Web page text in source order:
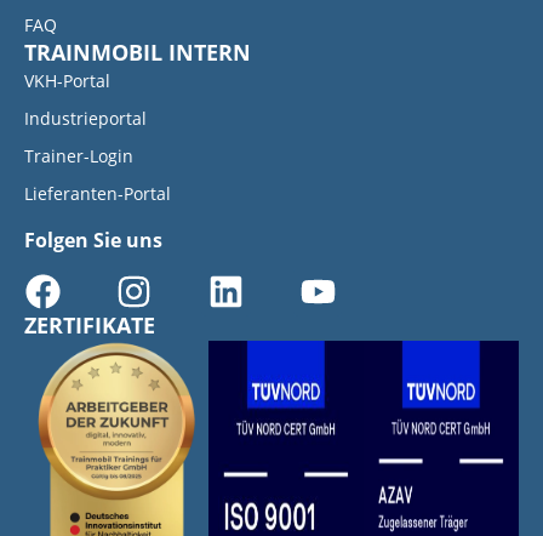
FAQ
TRAINMOBIL INTERN
VKH-Portal
Industrieportal
Trainer-Login
Lieferanten-Portal
Folgen Sie uns
ZERTIFIKATE